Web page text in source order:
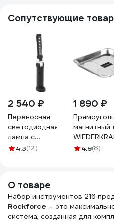
Сопутствующие
2 540 ₽
Переносная
светодиодная
лампа с
изменяемым
300+70Лм IC-
200
4.3(12)
1 890 ₽
магнитный
240х240 мм WDK-
4.9(8)
О товаре
Набор инструментов 216
Rockforce — это
система, созданная для